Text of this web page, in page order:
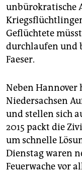
unbürokratische
Geflüchtete
durchlaufen und
Faeser.
Neben Hannover
Niedersachsen
und stellen sich
2015 packt die
um schnelle
Dienstag waren
Feuerwache vor